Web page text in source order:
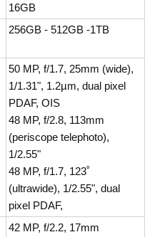
16GB
256GB - 512GB -1TB
50 MP, f/1.7, 25mm (wide),
1/1.31", 1.2µm, dual pixel
PDAF, OIS
48 MP, f/2.8, 113mm
(periscope telephoto),
1/2.55"
48 MP, f/1.7, 123˚
(ultrawide), 1/2.55", dual
pixel PDAF,
42 MP, f/2.2, 17mm